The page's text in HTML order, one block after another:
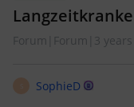
Forum|Forum|3 years
SophieD